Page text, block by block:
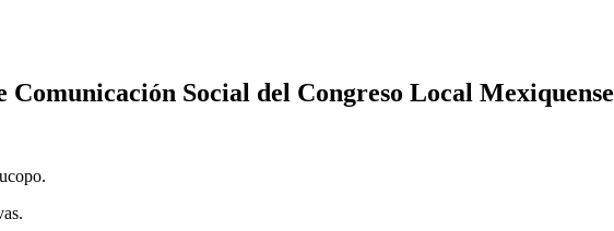
Social del Congreso Local Mexiquense